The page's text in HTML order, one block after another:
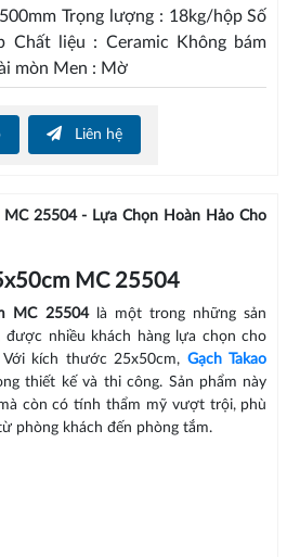
Trọng lượng : 18kg/hộp Số
Chất liệu : Ceramic Không bám
mòn Men : Mờ
Liên hệ
MC 25504 - Lựa Chọn Hoàn Hảo Cho
MC 25504
MC 25504
là một trong những sản
được nhiều khách hàng lựa chọn cho
kích thước 25x50cm, Gạch Takao
thiết kế và thi công. Sản phẩm này
còn có tính thẩm mỹ vượt trội, phù
phòng khách đến phòng tắm.